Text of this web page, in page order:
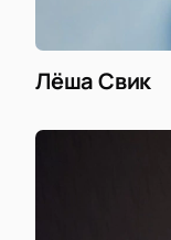
Лёша Свик